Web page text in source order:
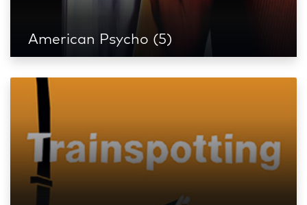
American Psycho (5)